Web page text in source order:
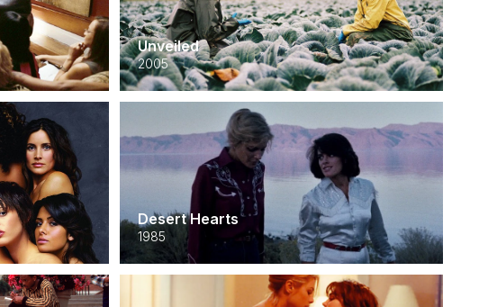
Unveiled
2005
Desert Hearts
1985